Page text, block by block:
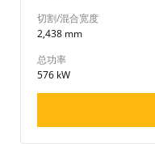
切割/混合宽度
2,438 mm
总功率
576 kW